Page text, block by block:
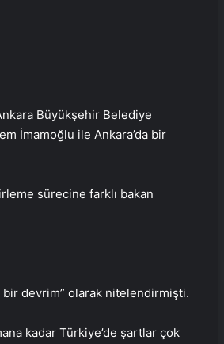
Büyükşehir Belediye
İmamoğlu ile Ankara’da bir
sürecine farklı bakan
bir devrim” olarak nitelendirmişti.
kadar Türkiye’de şartlar çok